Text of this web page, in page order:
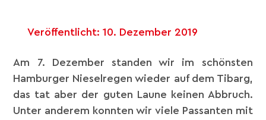
Veröffentlicht: 10. Dezember 2019
Am 7. Dezember standen wir im schönsten
Hamburger Nieselregen wieder auf dem Tibarg,
das tat aber der guten Laune keinen Abbruch.
Unter anderem konnten wir viele Passanten mit